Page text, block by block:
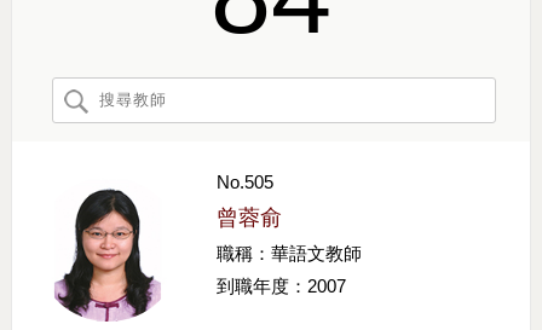
No.505
曾蓉俞
職稱：華語文教師
到職年度：2007